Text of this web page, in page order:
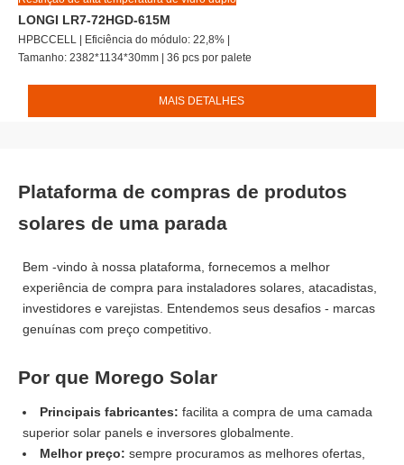
LONGI LR7-72HGD-615M
HPBCCELL | Eficiência do módulo: 22,8% |
Tamanho: 2382*1134*30mm | 36 pcs por palete
MAIS DETALHES
Plataforma de compras de produtos
solares de uma parada
Bem -vindo à nossa plataforma, fornecemos a melhor
experiência de compra para instaladores solares, atacadistas,
investidores e varejistas. Entendemos seus desafios - marcas
genuínas com preço competitivo.
Por que Morego Solar
Principais fabricantes: facilita a compra de uma camada
superior solar panels e inversores globalmente.
Melhor preço: sempre procuramos as melhores ofertas,